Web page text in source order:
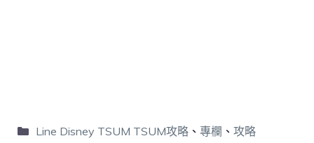
Line Disney TSUM TSUM攻略、 專欄 、 攻略